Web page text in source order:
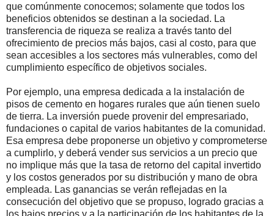
que comúnmente conocemos; solamente que todos los
beneficios obtenidos se destinan a la sociedad. La
transferencia de riqueza se realiza a través tanto del
ofrecimiento de precios más bajos, casi al costo, para que
sean accesibles a los sectores más vulnerables, como del
cumplimiento específico de objetivos sociales.
Por ejemplo, una empresa dedicada a la instalación de
pisos de cemento en hogares rurales que aún tienen suelo
de tierra. La inversión puede provenir del empresariado,
fundaciones o capital de varios habitantes de la comunidad.
Esa empresa debe proponerse un objetivo y comprometerse
a cumplirlo, y deberá vender sus servicios a un precio que
no implique más que la tasa de retorno del capital invertido
y los costos generados por su distribución y mano de obra
empleada. Las ganancias se verán reflejadas en la
consecución del objetivo que se propuso, logrado gracias a
los bajos precios y a la participación de los habitantes de la